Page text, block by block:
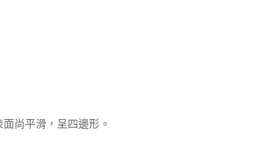
尚平滑，呈四邊形。